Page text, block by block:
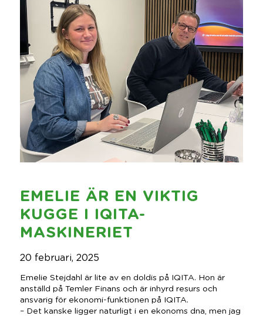
EMELIE ÄR EN VIKTIG
KUGGE I IQITA-
MASKINERIET
20 februari, 2025
Emelie Stejdahl är lite av en doldis på IQITA. Hon är
anställd på Temler Finans och är inhyrd resurs och
ansvarig för ekonomi-funktionen på IQITA.
– Det kanske ligger naturligt i en ekonoms dna, men jag